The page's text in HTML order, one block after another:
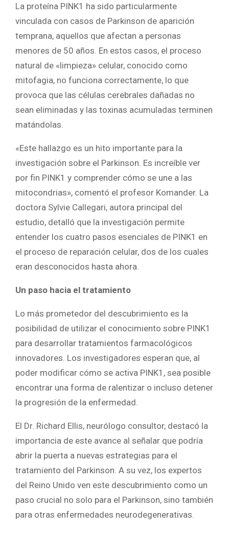
La proteína PINK1 ha sido particularmente
vinculada con casos de Parkinson de aparición
temprana, aquellos que afectan a personas
menores de 50 años. En estos casos, el proceso
natural de «limpieza» celular, conocido como
mitofagia, no funciona correctamente, lo que
provoca que las células cerebrales dañadas no
sean eliminadas y las toxinas acumuladas terminen
matándolas.
«Este hallazgo es un hito importante para la
investigación sobre el Parkinson. Es increíble ver
por fin PINK1 y comprender cómo se une a las
mitocondrias», comentó el profesor Komander. La
doctora Sylvie Callegari, autora principal del
estudio, detalló que la investigación permite
entender los cuatro pasos esenciales de PINK1 en
el proceso de reparación celular, dos de los cuales
eran desconocidos hasta ahora.
Un paso hacia el tratamiento
Lo más prometedor del descubrimiento es la
posibilidad de utilizar el conocimiento sobre PINK1
para desarrollar tratamientos farmacológicos
innovadores. Los investigadores esperan que, al
poder modificar cómo se activa PINK1, sea posible
encontrar una forma de ralentizar o incluso detener
la progresión de la enfermedad.
El Dr. Richard Ellis, neurólogo consultor, destacó la
importancia de este avance al señalar que podría
abrir la puerta a nuevas estrategias para el
tratamiento del Parkinson. A su vez, los expertos
del Reino Unido ven este descubrimiento como un
paso crucial no solo para el Parkinson, sino también
para otras enfermedades neurodegenerativas.